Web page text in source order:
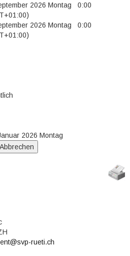
2026 Montag 0:00
2026 Montag 0:00
2026 Montag
rueti.ch